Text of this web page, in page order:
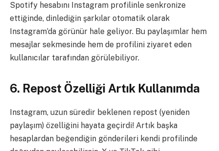
Spotify hesabını Instagram profilinle senkronize
ettiğinde, dinlediğin şarkılar otomatik olarak
Instagram’da görünür hale geliyor. Bu paylaşımlar hem
mesajlar sekmesinde hem de profilini ziyaret eden
kullanıcılar tarafından görülebiliyor.
6. Repost Özelliği Artık Kullanımda
Instagram, uzun süredir beklenen repost (yeniden
paylaşım) özelliğini hayata geçirdi! Artık başka
hesaplardan beğendiğin gönderileri kendi profilinde